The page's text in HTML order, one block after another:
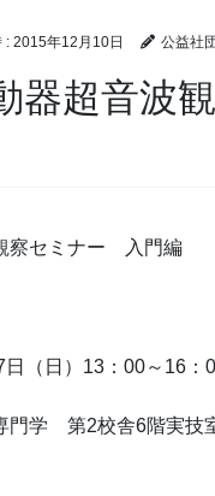
: 2015年12月10日 公益社
器超音
察セミナー 入門編
（日）13：00～16：
学 第2校舎6階実技